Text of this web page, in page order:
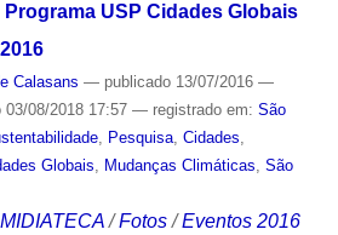
USP Cidades Globais
Calasans — publicado13/07/2016 —
03/08/2018 17:57 — registrado em: São
, Pesquisa, Cidades,
Globais, Mudanças Climáticas, São
MIDIATECA /Fotos /Eventos 2016